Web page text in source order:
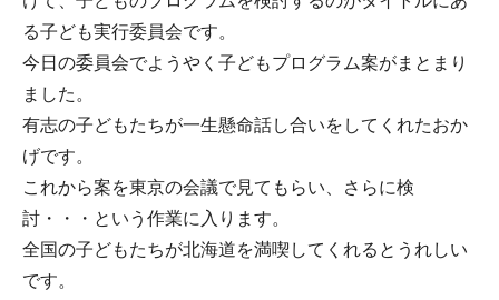
る子ども実行委員会です。
今日の委員会でようやく子どもプログラム案がまとまり
ました。
有志の子どもたちが一生懸命話し合いをしてくれたおか
げです。
これから案を東京の会議で見てもらい、さらに検
討・・・という作業に入ります。
全国の子どもたちが北海道を満喫してくれるとうれしい
です。